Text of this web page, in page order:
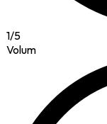
1/5
Volum